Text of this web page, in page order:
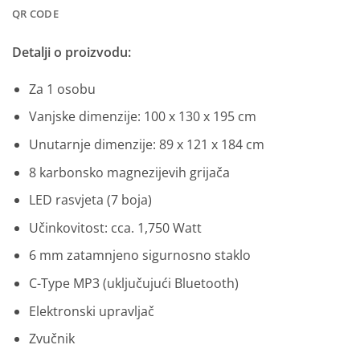
QR CODE
Detalji o proizvodu:
Za 1 osobu
Vanjske dimenzije: 100 x 130 x 195 cm
Unutarnje dimenzije: 89 x 121 x 184 cm
8 karbonsko magnezijevih grijača
LED rasvjeta (7 boja)
Učinkovitost: cca. 1,750 Watt
6 mm zatamnjeno sigurnosno staklo
C-Type MP3 (uključujući Bluetooth)
Elektronski upravljač
Zvučnik